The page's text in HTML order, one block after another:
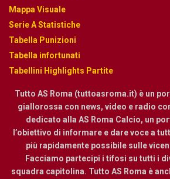
Mappa Visuale
Serie A Statistiche
Tabella Punizioni
Tabella infortunati
Tabellini Highlights Partite
Tutto AS Roma (tuttoasroma.it) è un
giallorossa con news, video e radio
dedicato alla AS Roma Calcio, un
l’obiettivo di informare e dare voce a
più rapidamente possibile sulle
Facciamo partecipi i tifosi su tutti i
squadra capitolina. Tutto AS Roma è